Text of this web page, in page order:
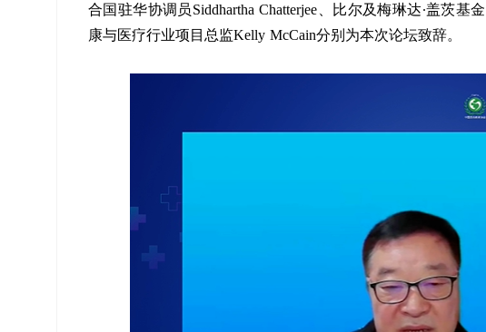
合国驻华协调员Siddhartha Chatterjee、比尔及梅琳达∙盖茨
康与医疗行业项目总监Kelly McCain分别为本次论坛致辞。